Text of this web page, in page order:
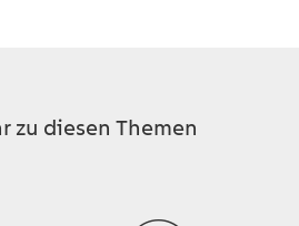
zu diesen Themen